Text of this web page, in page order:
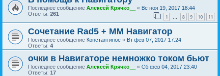
Последнее сообщение Алексей Крячко__ « Вс ноя 19, 2017 18:44
Ответы: 261 1 … 8 9 10 11
Сочетание Rad5 + ММ Навигатор
Последнее сообщение Константинос « Вт фев 07, 2017 17:24
Ответы: 4
очки в Навигаторе немножко током бьют
Последнее сообщение Алексей Крячко__ « Сб фев 04, 2017 23:40
Ответы: 17